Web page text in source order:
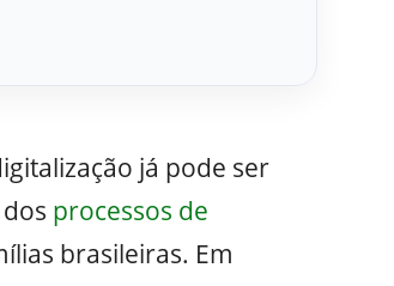
já pode ser
processos de
brasileiras. Em